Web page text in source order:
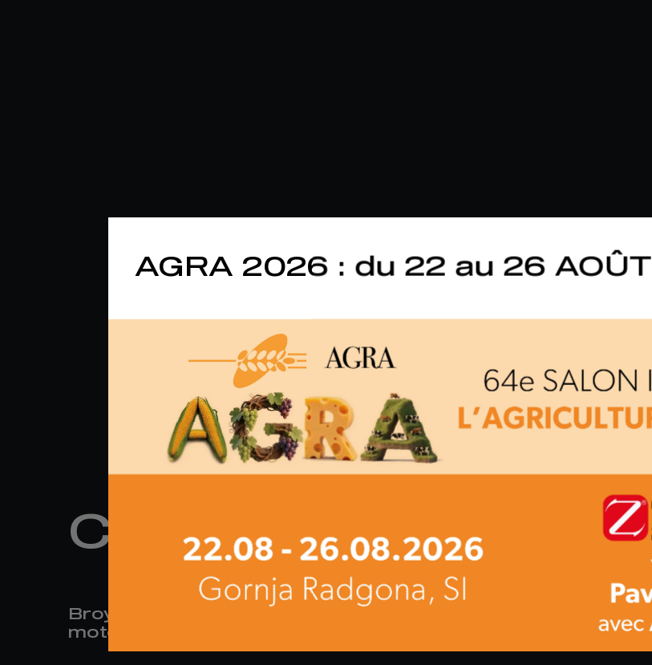
CIP 50-B
Broyeur de végétaux avec
moteur à explosion
AGRA 2026 : du 22 au 26 AOÛT